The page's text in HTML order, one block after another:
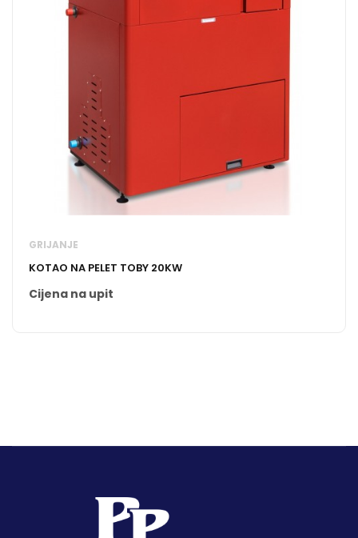
GRIJANJE
KOTAO NA PELET TOBY 20KW
Cijena na upit